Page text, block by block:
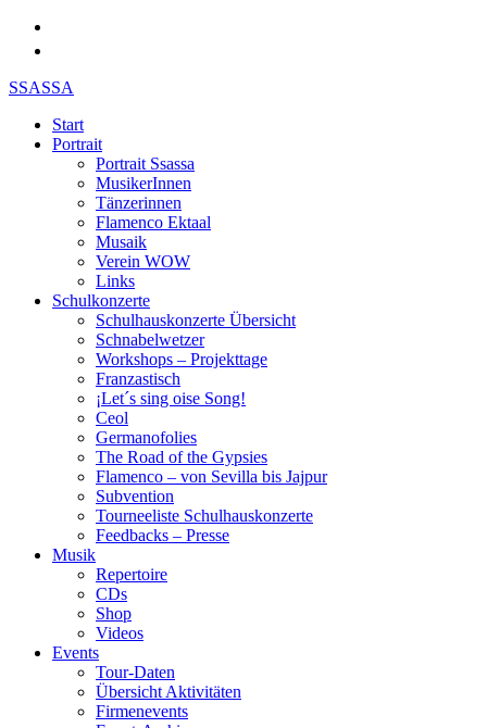
SSASSA
Start
Portrait
Portrait Ssassa
MusikerInnen
Tänzerinnen
Flamenco Ektaal
Musaik
Verein WOW
Links
Schulkonzerte
Schulhauskonzerte Übersicht
Schnabelwetzer
Workshops – Projekttage
Franzastisch
¡Let´s sing oise Song!
Ceol
Germanofolies
The Road of the Gypsies
Flamenco – von Sevilla bis Jajpur
Subvention
Tourneeliste Schulhauskonzerte
Feedbacks – Presse
Musik
Repertoire
CDs
Shop
Videos
Events
Tour-Daten
Übersicht Aktivitäten
Firmenevents